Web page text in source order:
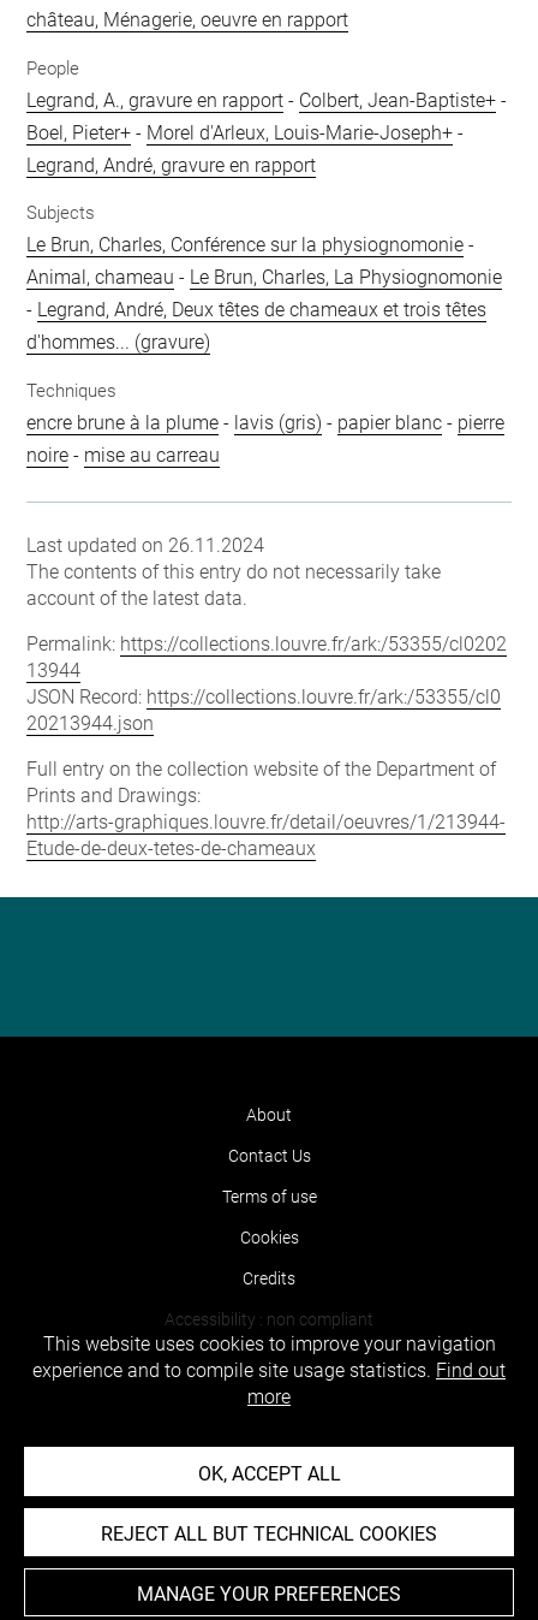
château, Ménagerie, oeuvre en rapport
People
Legrand, A., gravure en rapport - Colbert, Jean-Baptiste+ -
Boel, Pieter+ - Morel d'Arleux, Louis-Marie-Joseph+ -
Legrand, André, gravure en rapport
Subjects
Le Brun, Charles, Conférence sur la physiognomonie -
Animal, chameau - Le Brun, Charles, La Physiognomonie
- Legrand, André, Deux têtes de chameaux et trois têtes
d'hommes... (gravure)
Techniques
encre brune à la plume - lavis (gris) - papier blanc - pierre
noire - mise au carreau
Last updated on 26.11.2024
The contents of this entry do not necessarily take
account of the latest data.
Permalink: https://collections.louvre.fr/ark:/53355/cl0202
13944
JSON Record: https://collections.louvre.fr/ark:/53355/cl0
20213944.json
Full entry on the collection website of the Department of
Prints and Drawings:
http://arts-graphiques.louvre.fr/detail/oeuvres/1/213944-
Etude-de-deux-tetes-de-chameaux
About
Contact Us
Terms of use
Cookies
Credits
Accessibility : non compliant
This website uses cookies to improve your navigation
experience and to compile site usage statistics. Find out
more
OK, ACCEPT ALL
REJECT ALL BUT TECHNICAL COOKIES
MANAGE YOUR PREFERENCES